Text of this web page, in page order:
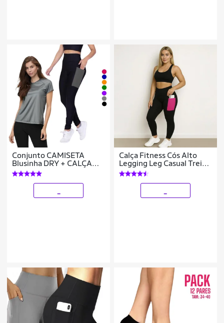
Conjunto CAMISETA
Blusinha DRY + CALÇA
LEGGING BOLSOS
Femininos Academia
Fitness Furadinho 628
Calça Fitness Cós Alto
Legging Leg Casual Treino
Bolso 149